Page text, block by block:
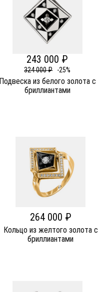
243 000 ₽
324 000 ₽ -25%
Подвеска из белого золота c
бриллиантами
264 000 ₽
Кольцо из желтого золота c
бриллиантами